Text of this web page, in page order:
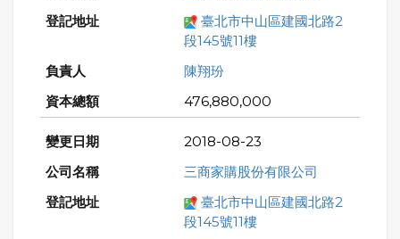
臺北市中山區建國北路2
段145號11樓
陳翔玢
476,880,000
2018-08-23
三商家購股份有限公司
臺北市中山區建國北路2
段145號11樓